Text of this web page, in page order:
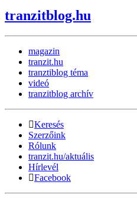
tranzitblog.hu
magazin
tranzit.hu
tranztiblog téma
videó
tranzitblog archív
Keresés
Szerzőink
Rólunk
tranzit.hu/aktuális
Hírlevél
Facebook